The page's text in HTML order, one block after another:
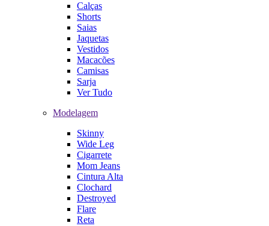
Calças
Shorts
Saias
Jaquetas
Vestidos
Macacões
Camisas
Sarja
Ver Tudo
Modelagem
Skinny
Wide Leg
Cigarrete
Mom Jeans
Cintura Alta
Clochard
Destroyed
Flare
Reta